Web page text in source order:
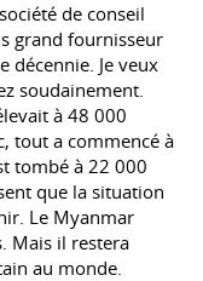
de conseil
grand fournisseur
décennie. Je veux
soudainement.
à 48 000
tout a commencé à
tombé à 22 000
que la situation
Le Myanmar
Mais il restera
au monde.